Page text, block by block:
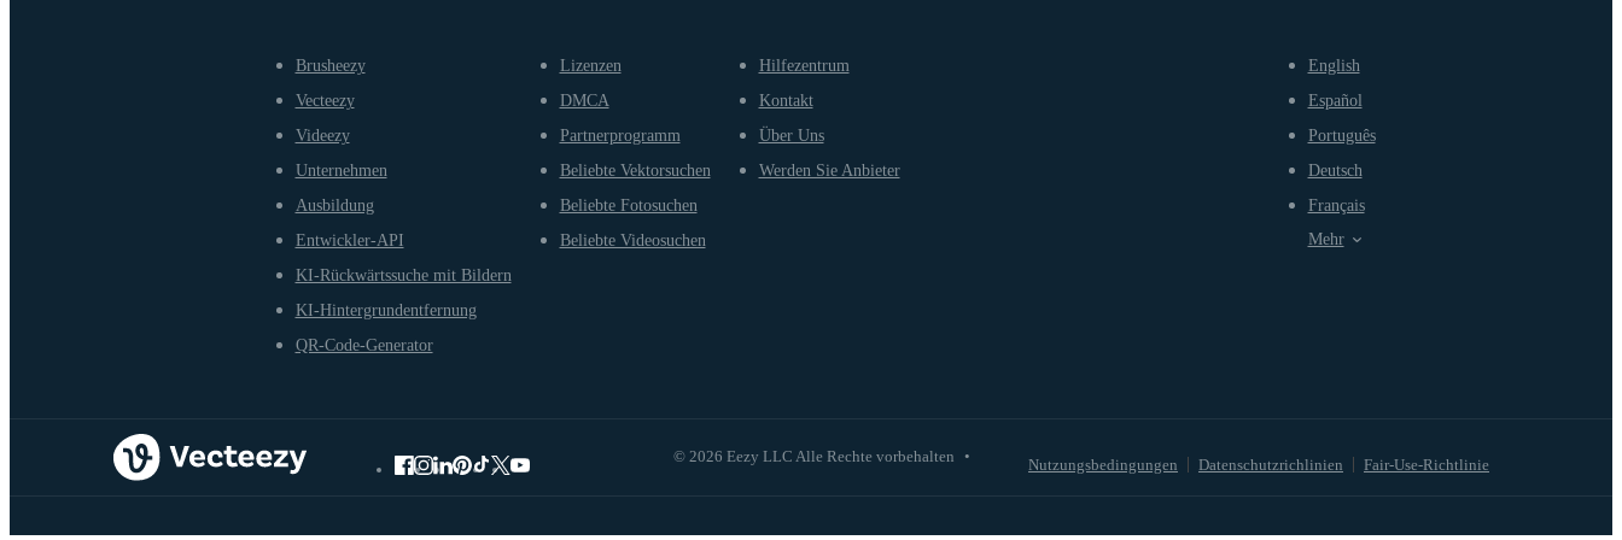
Brusheezy
Vecteezy
Videezy
Unternehmen
Ausbildung
Entwickler-API
KI-Rückwärtssuche mit Bildern
KI-Hintergrundentfernung
QR-Code-Generator
Lizenzen
DMCA
Partnerprogramm
Beliebte Vektorsuchen
Beliebte Fotosuchen
Beliebte Videosuchen
Hilfezentrum
Kontakt
Über Uns
Werden Sie Anbieter
© 2026 Eezy LLC Alle Rechte vorbehalten • Nutzungsbedingungen Datenschutzrichlinien Fair-Use-Richtlinie
English
Español
Português
Deutsch
Français
Mehr